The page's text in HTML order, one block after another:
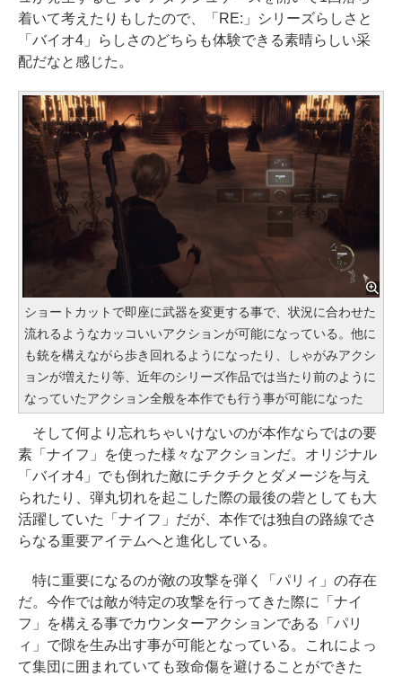
着いて考えたりもしたので、「RE:」シリーズらしさと
「バイオ4」らしさのどちらも体験できる素晴らしい采
配だなと感じた。
ショートカットで即座に武器を変更する事で、状況に合わせた
流れるようなカッコいいアクションが可能になっている。他に
も銃を構えながら歩き回れるようになったり、しゃがみアクシ
ョンが増えたり等、近年のシリーズ作品では当たり前のように
なっていたアクション全般を本作でも行う事が可能になった
そして何より忘れちゃいけないのが本作ならではの要
素「ナイフ」を使った様々なアクションだ。オリジナル
「バイオ4」でも倒れた敵にチクチクとダメージを与え
られたり、弾丸切れを起こした際の最後の砦としても大
活躍していた「ナイフ」だが、本作では独自の路線でさ
らなる重要アイテムへと進化している。
特に重要になるのが敵の攻撃を弾く「パリィ」の存在
だ。今作では敵が特定の攻撃を行ってきた際に「ナイ
フ」を構える事でカウンターアクションである「パリ
ィ」で隙を生み出す事が可能となっている。これによっ
て集団に囲まれていても致命傷を避けることができた